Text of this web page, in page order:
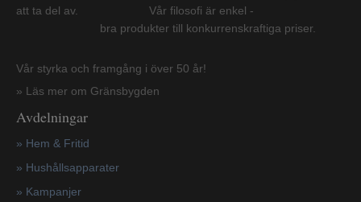
att ta del av. Vår filosofi är enkel -
bra produkter till konkurrenskraftiga priser.
Vår styrka och framgång i över 50 år!
» Läs mer om Gränsbygden
Avdelningar
» Hem & Fritid
» Hushållsapparater
» Kampanjer